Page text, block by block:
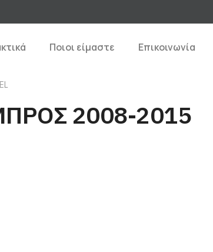
Ποιοι είμαστε Επικοινωνία
2008-2015